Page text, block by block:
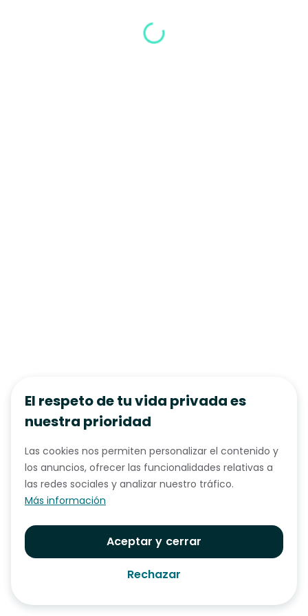
El respeto de tu vida privada es
nuestra prioridad
Las cookies nos permiten personalizar el contenido y
los anuncios, ofrecer las funcionalidades relativas a
las redes sociales y analizar nuestro tráfico.
Más información
Aceptar y cerrar
Rechazar